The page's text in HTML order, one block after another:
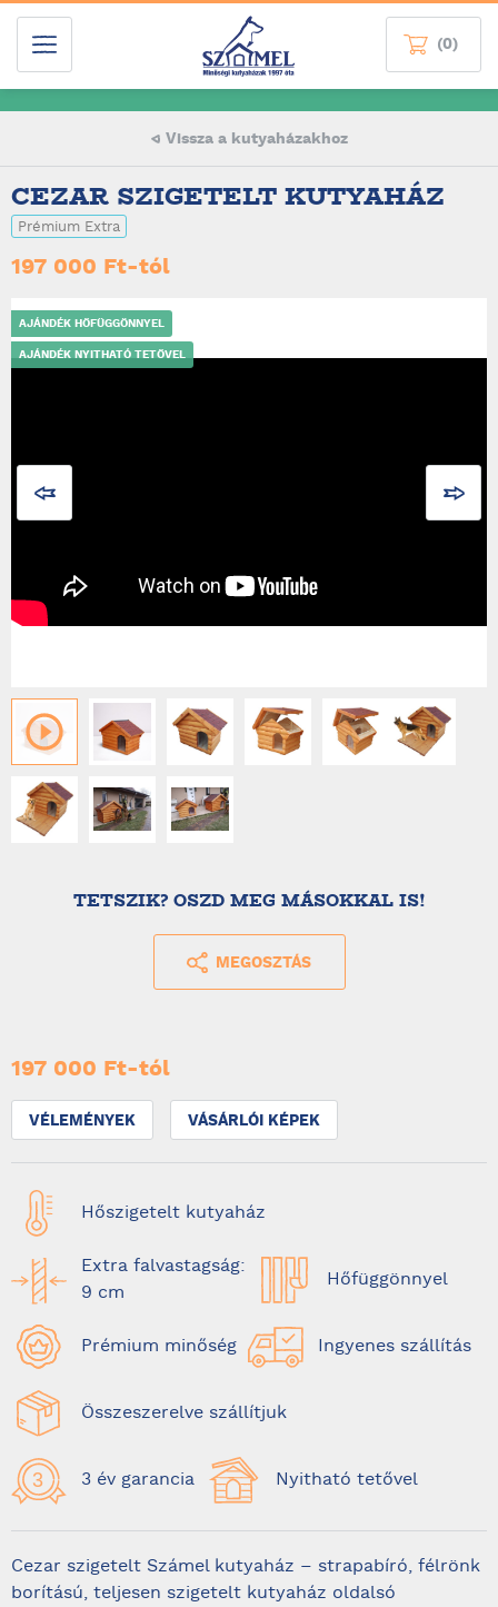
(0)
Vissza a kutyaházakhoz
CEZAR SZIGETELT KUTYAHÁZ
Prémium Extra
197 000 Ft-tól
TETSZIK? OSZD MEG MÁSOKKAL IS!
MEGOSZTÁS
AJÁNDÉK HŐFÜGGÖNNYEL
AJÁNDÉK NYITHATÓ TETŐVEL
197 000 Ft-tól
VÉLEMÉNYEK VÁSÁRLÓI KÉPEK
Hőszigetelt kutyaház
Extra falvastagság:
9 cm
Hőfüggönnyel
Prémium minőség Ingyenes szállítás
Összeszerelve szállítjuk
3 év garancia Nyitható tetővel
Cezar szigetelt Számel kutyaház – strapabíró, félrönk
borítású, teljesen szigetelt kutyaház oldalsó